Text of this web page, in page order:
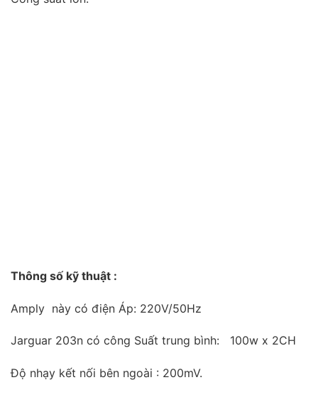
Thông số kỹ thuật :
Amply này có điện Áp: 220V/50Hz
Jarguar 203n có công Suất trung bình: 100w x 2CH
Độ nhạy kết nối bên ngoài : 200mV.